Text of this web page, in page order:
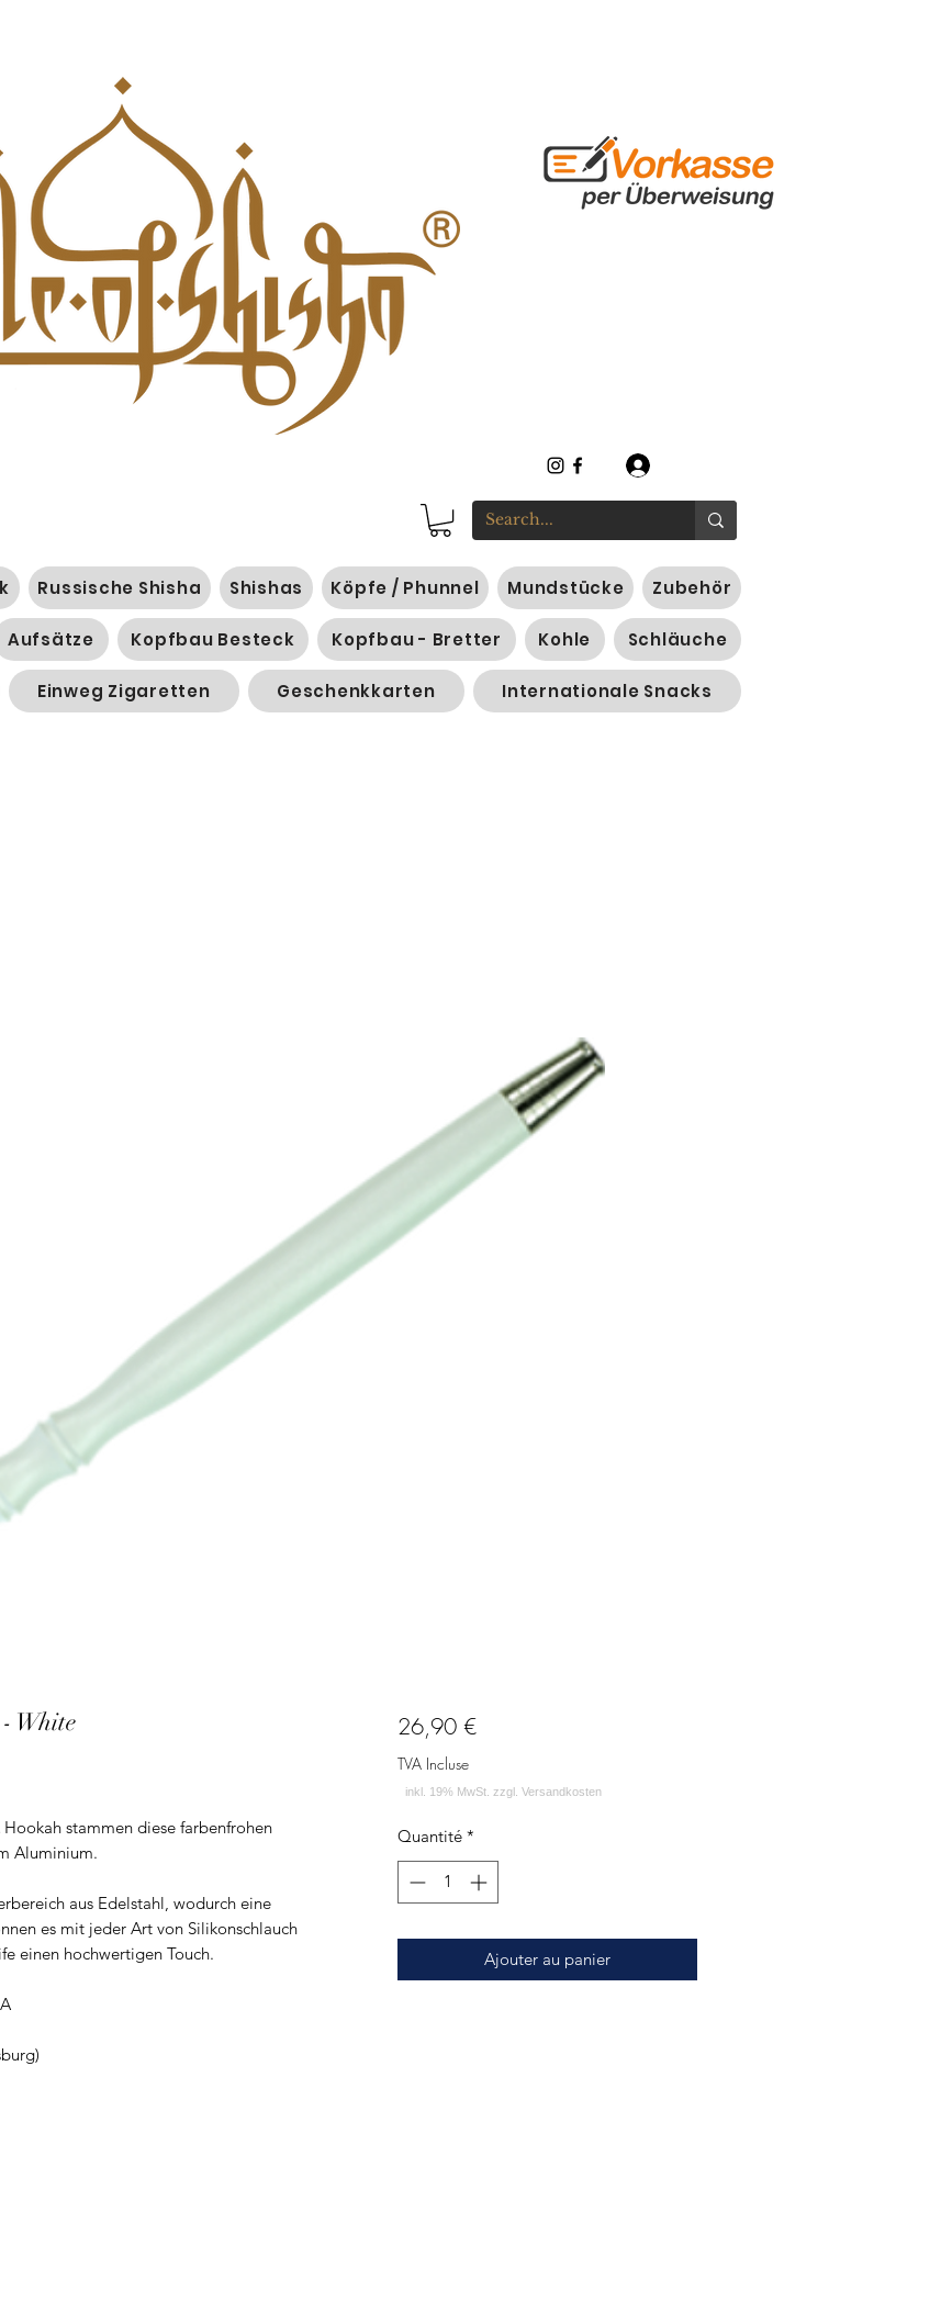
Russische Shisha Shishas Köpfe / Phunnel Mundstücke Zubehör
Aufsätze Kopfbau Besteck Kopfbau - Bretter Kohle Schläuche
Einweg Zigaretten Geschenkkarten Internationale Snacks
White
Hookah stammen diese farbenfrohen
Aluminium.
aus Edelstahl, wodurch eine
es mit jeder Art von Silikonschlauch
einen hochwertigen Touch.
26,90 €Prix
TVA Incluse
Quantité *
Ajouter au panier